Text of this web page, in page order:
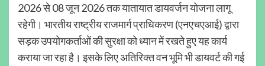
2026 से 08 जून 2026 तक यातायात डायवर्जन योजना लागू
रहेगी। भारतीय राष्ट्रीय राजमार्ग प्राधिकरण (एनएचएआई) द्वारा
सड़क उपयोगकर्ताओं की सुरक्षा को ध्यान में रखते हुए यह कार्य
कराया जा रहा है। इसके लिए अतिरिक्त वन भूमि भी डायवर्ट की गई